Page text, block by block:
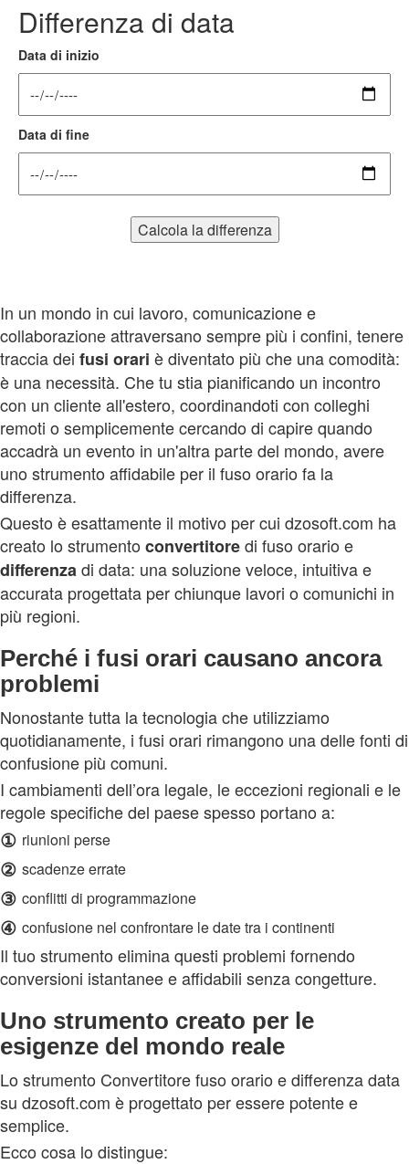
Differenza di data
Data di inizio
Data di fine
Calcola la differenza
In un mondo in cui lavoro, comunicazione e
collaborazione attraversano sempre più i confini, tenere
traccia dei fusi orari è diventato più che una comodità:
è una necessità. Che tu stia pianificando un incontro
con un cliente all'estero, coordinandoti con colleghi
remoti o semplicemente cercando di capire quando
accadrà un evento in un'altra parte del mondo, avere
uno strumento affidabile per il fuso orario fa la
differenza.
Questo è esattamente il motivo per cui dzosoft.com ha
creato lo strumento convertitoredi fuso orario e
differenzadi data: una soluzione veloce, intuitiva e
accurata progettata per chiunque lavori o comunichi in
più regioni.
Perché i fusi orari causano ancora
problemi
Nonostante tutta la tecnologia che utilizziamo
quotidianamente, i fusi orari rimangono una delle fonti di
confusione più comuni.
I cambiamenti dell’ora legale, le eccezioni regionali e le
regole specifiche del paese spesso portano a:
① riunioni perse
② scadenze errate
③ conflitti di programmazione
④ confusione nel confrontare le date tra i continenti
Il tuo strumento elimina questi problemi fornendo
conversioni istantanee e affidabili senza congetture.
Uno strumento creato per le
esigenze del mondo reale
Lo strumento Convertitore fuso orario e differenza data
su dzosoft.com è progettato per essere potente e
semplice.
Ecco cosa lo distingue: